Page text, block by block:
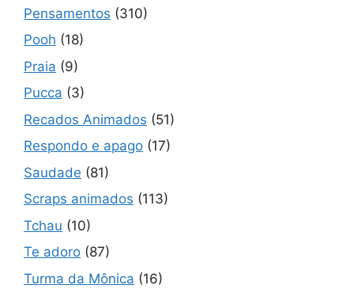
Pensamentos (310)
Pooh (18)
Praia (9)
Pucca (3)
Recados Animados (51)
Respondo e apago (17)
Saudade (81)
Scraps animados (113)
Tchau (10)
Te adoro (87)
Turma da Mônica (16)